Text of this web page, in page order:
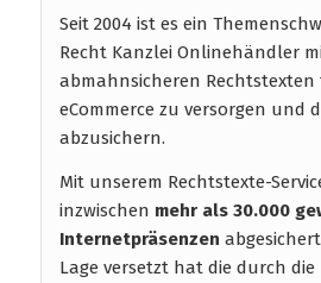
Seit 2004 ist es ein
Recht Kanzlei Onlinehändler
abmahnsicheren Rechtstexten
eCommerce zu versorgen und
abzusichern.
Mit unserem Rechtstexte-
inzwischen mehr als 30.000
Internetpräsenzen
Lage versetzt hat die durch